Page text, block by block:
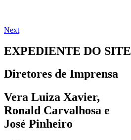
Next
EXPEDIENTE DO SITE
Diretores de Imprensa
Vera Luiza Xavier,
Ronald Carvalhosa e
José Pinheiro